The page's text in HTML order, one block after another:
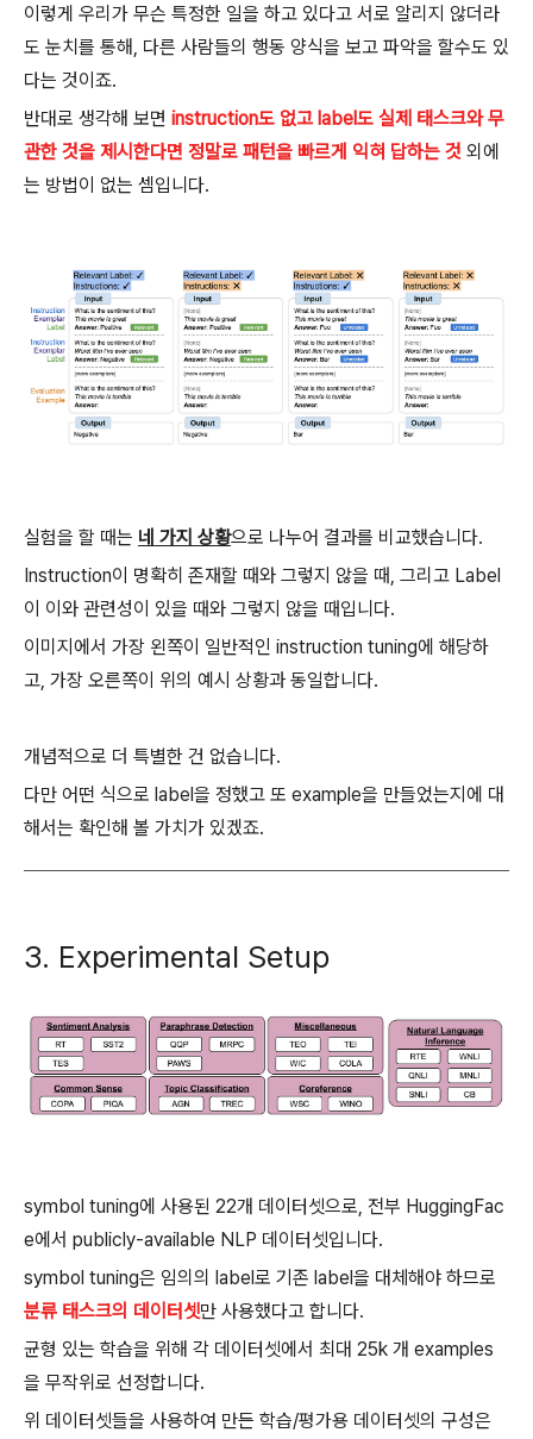
이렇게 우리가 무슨 특정한 일을 하고 있다고 서로 알리지 않더라
도 눈치를 통해, 다른 사람들의 행동 양식을 보고 파악을 할수도 있
다는 것이죠.
반대로 생각해 보면 instruction도 없고 label도 실제 태스크와 무
관한 것을 제시한다면 정말로 패턴을 빠르게 익혀 답하는 것 외에
는 방법이 없는 셈입니다.
실험을 할 때는 네 가지 상황으로 나누어 결과를 비교했습니다.
Instruction이 명확히 존재할 때와 그렇지 않을 때, 그리고 Label
이 이와 관련성이 있을 때와 그렇지 않을 때입니다.
이미지에서 가장 왼쪽이 일반적인 instruction tuning에 해당하
고, 가장 오른쪽이 위의 예시 상황과 동일합니다.
개념적으로 더 특별한 건 없습니다.
다만 어떤 식으로 label을 정했고 또 example을 만들었는지에 대
해서는 확인해 볼 가치가 있겠죠.
3. Experimental Setup
symbol tuning에 사용된 22개 데이터셋으로, 전부 HuggingFac
e에서 publicly-available NLP 데이터셋입니다.
symbol tuning은 임의의 label로 기존 label을 대체해야 하므로
분류 태스크의 데이터셋만 사용했다고 합니다.
균형 있는 학습을 위해 각 데이터셋에서 최대 25k 개 examples
을 무작위로 선정합니다.
위 데이터셋들을 사용하여 만든 학습/평가용 데이터셋의 구성은